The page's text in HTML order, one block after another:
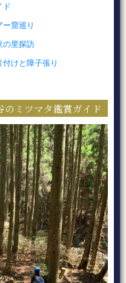
ド
窟巡り
里探訪
けと障子張り
ミツマタ鑑賞ガイド